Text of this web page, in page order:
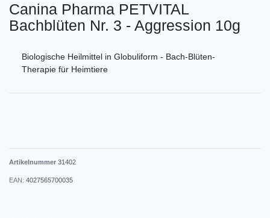
Canina Pharma PETVITAL
Bachblüten Nr. 3 - Aggression 10g
Biologische Heilmittel in Globuliform - Bach-Blüten-
Therapie für Heimtiere
Artikelnummer 31402
EAN: 4027565700035